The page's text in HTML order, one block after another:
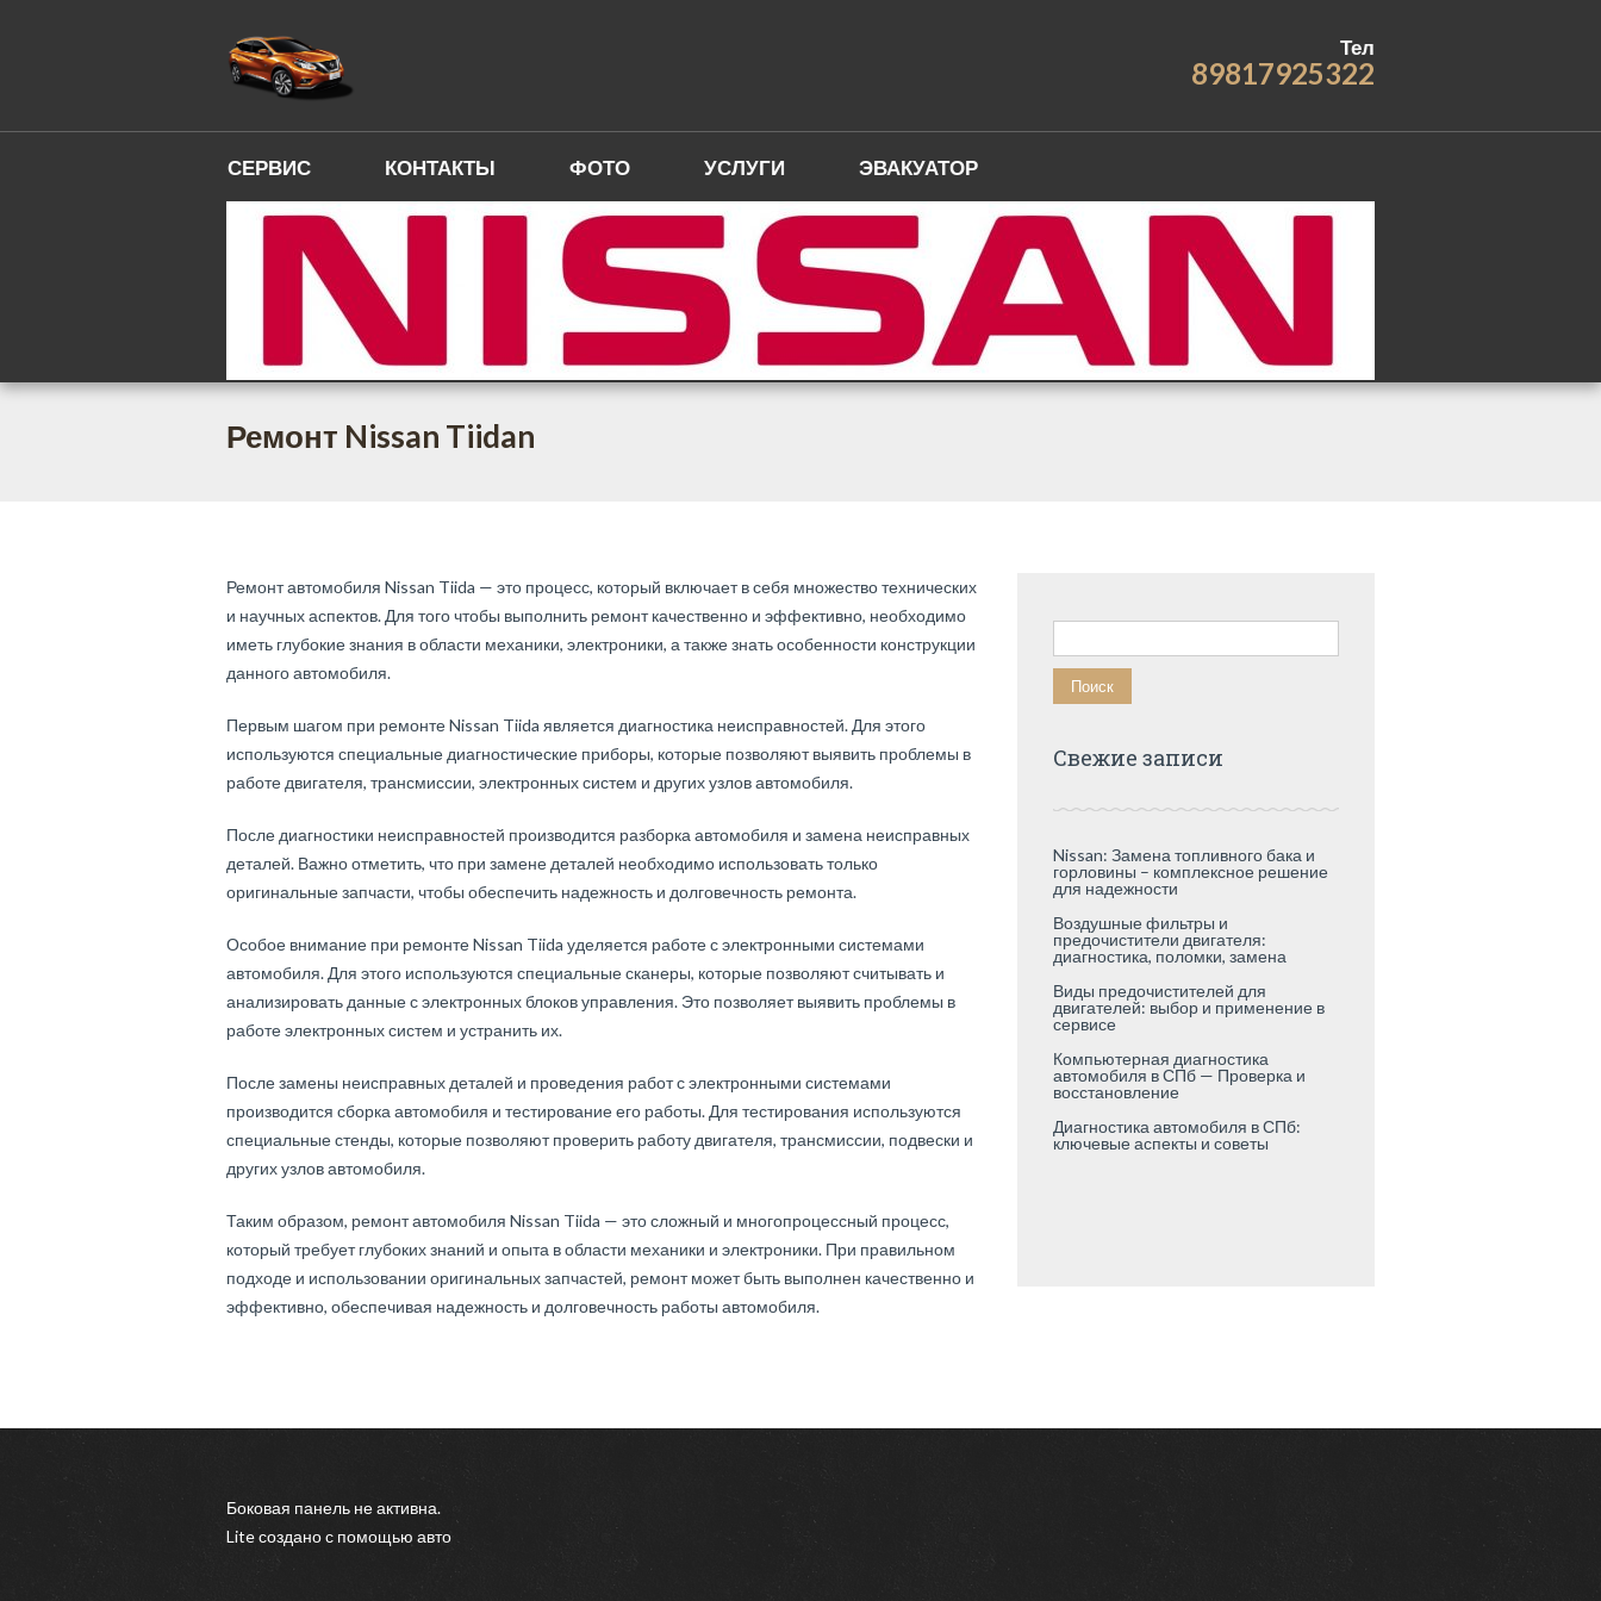
Тел
89817925322
СЕРВИС КОНТАКТЫ ФОТО УСЛУГИ ЭВАКУАТОР
Ремонт Nissan Tiidan
Ремонт автомобиля Nissan Tiida — это процесс, который включает в себя множество технических
и научных аспектов. Для того чтобы выполнить ремонт качественно и эффективно, необходимо
иметь глубокие знания в области механики, электроники, а также знать особенности конструкции
данного автомобиля.
Первым шагом при ремонте Nissan Tiida является диагностика неисправностей. Для этого
используются специальные диагностические приборы, которые позволяют выявить проблемы в
работе двигателя, трансмиссии, электронных систем и других узлов автомобиля.
После диагностики неисправностей производится разборка автомобиля и замена неисправных
деталей. Важно отметить, что при замене деталей необходимо использовать только
оригинальные запчасти, чтобы обеспечить надежность и долговечность ремонта.
Особое внимание при ремонте Nissan Tiida уделяется работе с электронными системами
автомобиля. Для этого используются специальные сканеры, которые позволяют считывать и
анализировать данные с электронных блоков управления. Это позволяет выявить проблемы в
работе электронных систем и устранить их.
После замены неисправных деталей и проведения работ с электронными системами
производится сборка автомобиля и тестирование его работы. Для тестирования используются
специальные стенды, которые позволяют проверить работу двигателя, трансмиссии, подвески и
других узлов автомобиля.
Таким образом, ремонт автомобиля Nissan Tiida — это сложный и многопроцессный процесс,
который требует глубоких знаний и опыта в области механики и электроники. При правильном
подходе и использовании оригинальных запчастей, ремонт может быть выполнен качественно и
эффективно, обеспечивая надежность и долговечность работы автомобиля.
Найти:
Свежие записи
Nissan: Замена топливного бака и
горловины – комплексное решение
для надежности
Воздушные фильтры и
предочистители двигателя:
диагностика, поломки, замена
Виды предочистителей для
двигателей: выбор и применение в
сервисе
Компьютерная диагностика
автомобиля в СПб — Проверка и
восстановление
Диагностика автомобиля в СПб:
ключевые аспекты и советы
Боковая панель не активна.
Liteсоздано с помощью авто